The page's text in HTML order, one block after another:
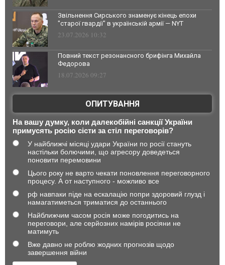
Звільнення Сирського знаменує кінець епохи
"старої гвардії" в українській армії — NYT
23.07.2026 10:32
Повний текст резонансного брифінга Михайла
Федорова
18.07.2026 09:27
ОПИТУВАННЯ
На вашу думку, коли далекобійні санкції України
примусять росію сісти за стіл переговорів?
У найближчі місяці удари України по росії стануть
настільки болючими, що агресору доведеться
поновити перемовини
Цього року не варто чекати поновлення переговорного
процесу. А от наступного - можливо все
рф навпаки піде на ескалацію попри здоровий глузд і
намагатиметься триматися до останнього
Найближчим часом росія може погодитись на
переговори, але серйозних намірів росіяни не
матимуть
Вже давно не роблю жодних прогнозів щодо
завершення війни